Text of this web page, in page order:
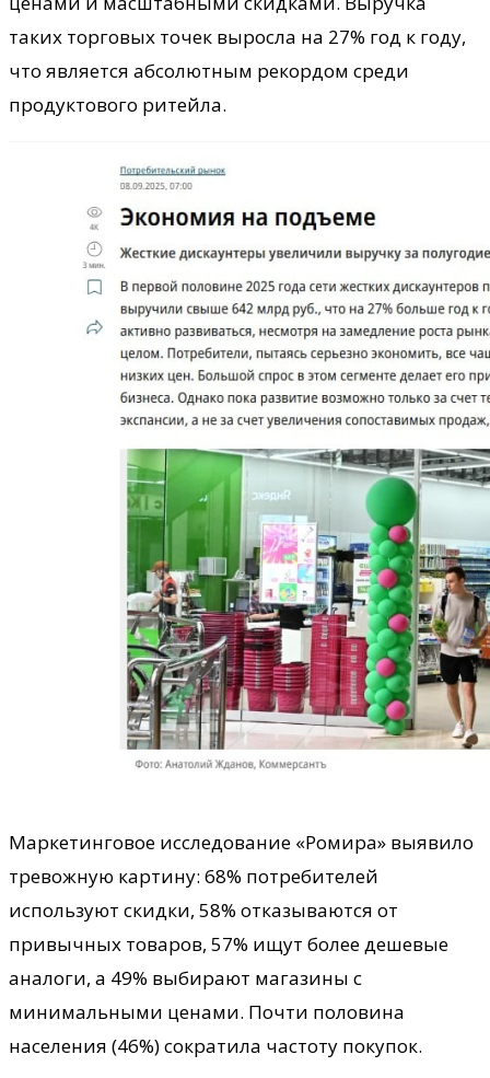
таких торговых точек выросла на 27% год к году,
что является абсолютным рекордом среди
продуктового ритейла.
Маркетинговое исследование «Ромира» выявило
тревожную картину: 68% потребителей
используют скидки, 58% отказываются от
привычных товаров, 57% ищут более дешевые
аналоги, а 49% выбирают магазины с
минимальными ценами. Почти половина
населения (46%) сократила частоту покупок.